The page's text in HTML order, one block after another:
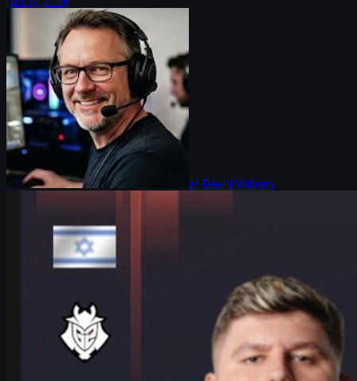
af David William
HeavyGod om Cologne Major og cs skins: Tillid,
detaljer og sejre
Interview med G2’s HeavyGod om IEM Cologne Major, hans rolle
som anchor, mental forberedelse, taktik og hvordan cs skins kan
give ekstra spilglæde.
juni 17, 2026